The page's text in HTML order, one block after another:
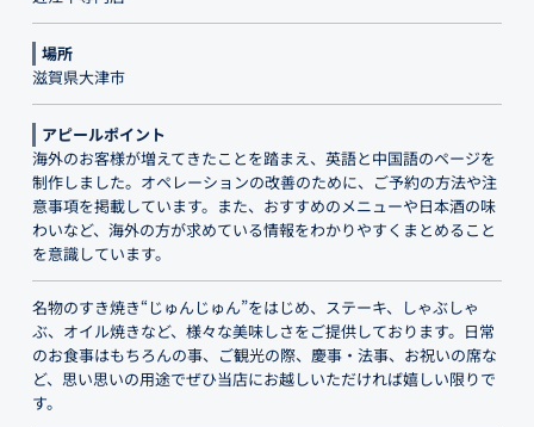
場所
滋賀県大津市
アピールポイント
海外のお客様が増えてきたことを踏まえ、英語と中国語のページを
制作しました。オペレーションの改善のために、ご予約の方法や注
意事項を掲載しています。また、おすすめのメニューや日本酒の味
わいなど、海外の方が求めている情報をわかりやすくまとめること
を意識しています。
名物のすき焼き“じゅんじゅん”をはじめ、ステーキ、しゃぶしゃ
ぶ、オイル焼きなど、様々な美味しさをご提供しております。日常
のお食事はもちろんの事、ご観光の際、慶事・法事、お祝いの席な
ど、思い思いの用途でぜひ当店にお越しいただければ嬉しい限りで
す。